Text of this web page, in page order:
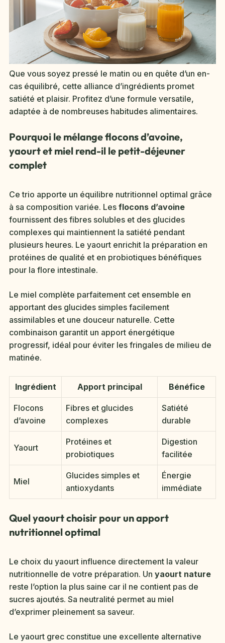
Que vous soyez pressé le matin ou en quête d’un en-
cas équilibré, cette alliance d’ingrédients promet
satiété et plaisir. Profitez d’une formule versatile,
adaptée à de nombreuses habitudes alimentaires.
Pourquoi le mélange flocons d’avoine,
yaourt et miel rend-il le petit-déjeuner
complet
Ce trio apporte un équilibre nutritionnel optimal grâce
à sa composition variée. Les flocons d’avoine
fournissent des fibres solubles et des glucides
complexes qui maintiennent la satiété pendant
plusieurs heures. Le yaourt enrichit la préparation en
protéines de qualité et en probiotiques bénéfiques
pour la flore intestinale.
Le miel complète parfaitement cet ensemble en
apportant des glucides simples facilement
assimilables et une douceur naturelle. Cette
combinaison garantit un apport énergétique
progressif, idéal pour éviter les fringales de milieu de
matinée.
Ingrédient Apport principal Bénéfice
Flocons
d’avoine
Fibres et glucides
complexes
Satiété
durable
Yaourt
Protéines et
probiotiques
Digestion
facilitée
Miel
Glucides simples et
antioxydants
Énergie
immédiate
Quel yaourt choisir pour un apport
nutritionnel optimal
Le choix du yaourt influence directement la valeur
nutritionnelle de votre préparation. Un yaourt nature
reste l’option la plus saine car il ne contient pas de
sucres ajoutés. Sa neutralité permet au miel
d’exprimer pleinement sa saveur.
Le yaourt grec constitue une excellente alternative